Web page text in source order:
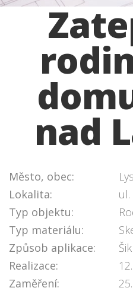
nad
Město, obec:
Lokalita:
ul.
Typ objektu:
Typ materiálu:
Způsob aplikace:
Realizace:
Zaměření: